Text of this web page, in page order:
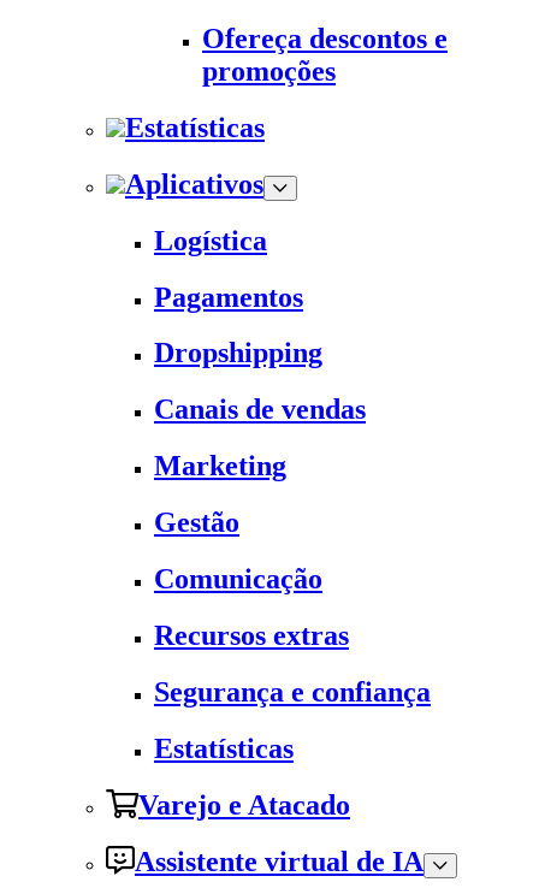
Ofereça descontos e
promoções
Estatísticas
Aplicativos
Logística
Pagamentos
Dropshipping
Canais de vendas
Marketing
Gestão
Comunicação
Recursos extras
Segurança e confiança
Estatísticas
Varejo e Atacado
Assistente virtual de IA